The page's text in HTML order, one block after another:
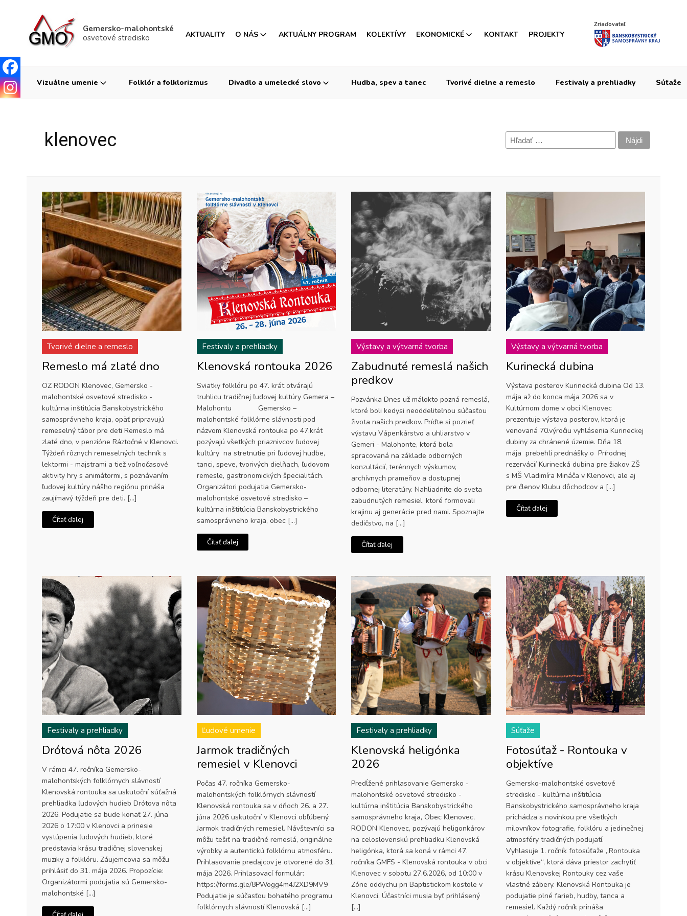
Gemersko-malohontské
osvetové stredisko
AKTUALITY O NÁS AKTUÁLNY PROGRAM KOLEKTÍVY EKONOMICKÉ KONTAKT PROJEKTY
Zriaďovateľ
Vizuálne umenie Folklór a folklorizmus Divadlo a umelecké slovo Hudba, spev a tanec Tvorivé dielne a remeslo Festivaly a prehliadky Súťaže
klenovec Hľadať:
Tvorivé dielne a remeslo
Remeslo má zlaté dno
OZ RODON Klenovec, Gemersko -
malohontské osvetové stredisko -
kultúrna inštitúcia Banskobystrického
samosprávneho kraja, opäť pripravujú
remeselný tábor pre deti Remeslo má
zlaté dno, v penzióne Ráztočné v Klenovci.
Týždeň rôznych remeselných techník s
lektormi - majstrami a tiež voľnočasové
aktivity hry s animátormi, s poznávaním
ľudovej kultúry nášho regiónu prináša
zaujímavý týždeň pre deti. […]
Čítať ďalej
Festivaly a prehliadky
Klenovská rontouka 2026
Sviatky folklóru po 47. krát otvárajú
truhlicu tradičnej ľudovej kultúry Gemera –
Malohontu Gemersko –
malohontské folklórne slávnosti pod
názvom Klenovská rontouka po 47.krát
pozývajú všetkých priaznivcov ľudovej
kultúry na stretnutie pri ľudovej hudbe,
tanci, speve, tvorivých dielňach, ľudovom
remesle, gastronomických špecialitách.
Organizátori podujatia Gemersko-
malohontské osvetové stredisko –
kultúrna inštitúcia Banskobystrického
samosprávneho kraja, obec […]
Čítať ďalej
Výstavy a výtvarná tvorba
Zabudnuté remeslá našich
predkov
Pozvánka Dnes už málokto pozná remeslá,
ktoré boli kedysi neoddeliteľnou súčasťou
života našich predkov. Príďte si pozrieť
výstavu Vápenkárstvo a uhliarstvo v
Gemeri - Malohonte, ktorá bola
spracovaná na základe odborných
konzultácií, terénnych výskumov,
archívnych prameňov a dostupnej
odbornej literatúry. Nahliadnite do sveta
zabudnutých remesiel, ktoré formovali
krajinu aj generácie pred nami. Spoznajte
dedičstvo, na […]
Čítať ďalej
Výstavy a výtvarná tvorba
Kurinecká dubina
Výstava posterov Kurinecká dubina Od 13.
mája až do konca mája 2026 sa v
Kultúrnom dome v obci Klenovec
prezentuje výstava posterov, ktorá je
venovaná 70.výročiu vyhlásenia Kurineckej
dubiny za chránené územie. Dňa 18.
mája prebehli prednášky o Prírodnej
rezervácií Kurinecká dubina pre žiakov ZŠ
s MŠ Vladimíra Mináča v Klenovci, ale aj
pre členov Klubu dôchodcov a […]
Čítať ďalej
Festivaly a prehliadky
Drótová nôta 2026
V rámci 47. ročníka Gemersko-
malohontských folklórnych slávností
Klenovská rontouka sa uskutoční súťažná
prehliadka ľudových hudieb Drótova nôta
2026. Podujatie sa bude konať 27. júna
2026 o 17:00 v Klenovci a prinesie
vystúpenia ľudových hudieb, ktoré
predstavia krásu tradičnej slovenskej
muziky a folklóru. Záujemcovia sa môžu
prihlásiť do 31. mája 2026. Propozície:
Organizátormi podujatia sú Gemersko-
malohontské […]
Ľudové umenie
Jarmok tradičných
remesiel v Klenovci
Počas 47. ročníka Gemersko-
malohontských folklórnych slávností
Klenovská rontouka sa v dňoch 26. a 27.
júna 2026 uskutoční v Klenovci obľúbený
Jarmok tradičných remesiel. Návštevníci sa
môžu tešiť na tradičné remeslá, originálne
výrobky a autentickú folklórnu atmosféru.
Prihlasovanie predajcov je otvorené do 31.
mája 2026. Prihlasovací formulár:
https://forms.gle/8PWogg4m4J2XD9MV9
Podujatie je súčasťou bohatého programu
folklórnych slávností Klenovská […]
Festivaly a prehliadky
Klenovská heligónka
2026
Predĺžené prihlasovanie Gemersko -
malohontské osvetové stredisko -
kultúrna inštitúcia Banskobystrického
samosprávneho kraja, Obec Klenovec,
RODON Klenovec, pozývajú heligonkárov
na celoslovenskú prehliadku Klenovská
heligónka, ktorá sa koná v rámci 47.
ročníka GMFS - Klenovská rontouka v obci
Klenovec v sobotu 27.6.2026, od 10:00 v
Zóne oddychu pri Baptistickom kostole v
Klenovci. Účastníci musia byť prihlásený
[…]
Súťaže
Fotosúťaž - Rontouka v
objektíve
Gemersko-malohontské osvetové
stredisko - kultúrna inštitúcia
Banskobystrického samosprávneho kraja
prichádza s novinkou pre všetkých
milovníkov fotografie, folklóru a jedinečnej
atmosféry tradičných podujatí.
Vyhlasuje 1. ročník fotosúťaže „Rontouka
v objektíve“, ktorá dáva priestor zachytiť
krásu Klenovskej Rontouky cez vaše
vlastné zábery. Klenovská Rontouka je
podujatie plné farieb, hudby, tanca a
remesiel. Každý ročník prináša